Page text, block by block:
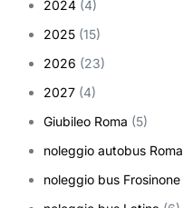
2024 (4)
2025 (15)
2026 (23)
2027 (4)
Giubileo Roma (5)
noleggio autobus Roma
noleggio bus Frosinone